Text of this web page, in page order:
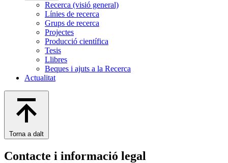
Recerca (visió general)
Línies de recerca
Grups de recerca
Projectes
Producció científica
Tesis
Llibres
Beques i ajuts a la Recerca
Actualitat
Torna a dalt
Contacte i informació legal